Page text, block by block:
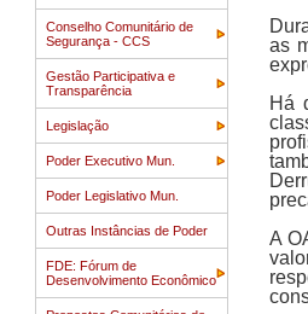
Conselho Comunitário de
Segurança - CCS
Gestão Participativa e
Transparência
Legislação
Poder Executivo Mun.
Poder Legislativo Mun.
Outras Instâncias de Poder
FDE: Fórum de
Desenvolvimento Econômico
as
Há
A